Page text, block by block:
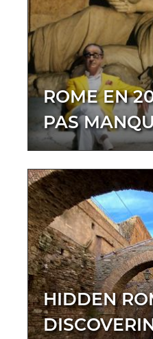
ROME EN
PAS
HIDDEN